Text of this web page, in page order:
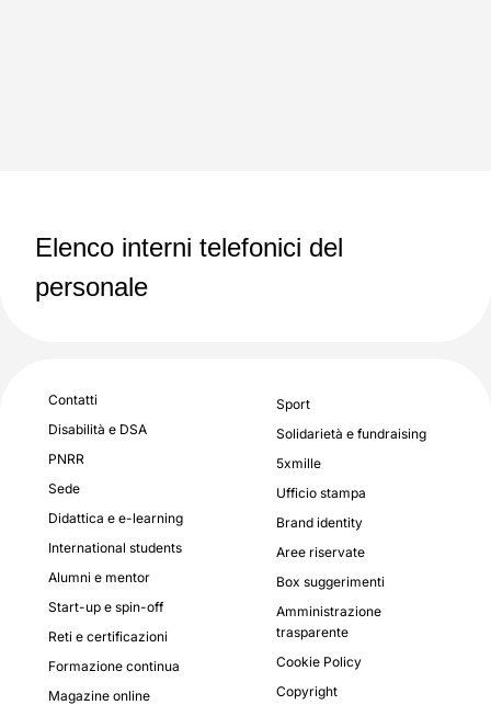
Elenco interni telefonici del
personale
Contatti
Disabilità e DSA
PNRR
Sede
Didattica e e-learning
International students
Alumni e mentor
Start-up e spin-off
Reti e certificazioni
Formazione continua
Magazine online
Sport
Solidarietà e fundraising
5xmille
Ufficio stampa
Brand identity
Aree riservate
Box suggerimenti
Amministrazione
trasparente
Cookie Policy
Copyright